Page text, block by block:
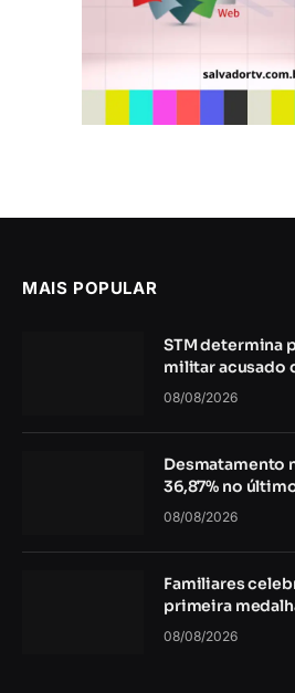
MAIS POPULAR
STM determina
militar acusado
08/08/2026
Desmatamento
36,87% no
08/08/2026
Familiares
primeira
08/08/2026